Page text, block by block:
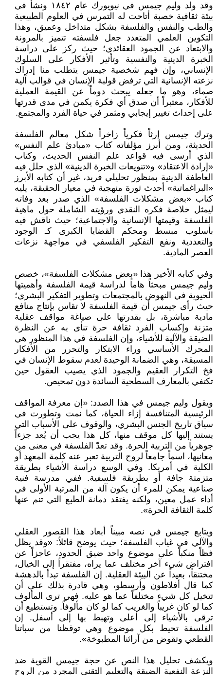
وقد ولد وليم جيمس في نيويورك عام ١٨٤٢ ونشأ في
بيئة ثقافية خصبة أتاحت له التمرس في العلوم الطبيعية
والطب والنفس والفلسفة بشكل متداخل وعميق، وهذا
التكوين العلمي المتعدد جعل فلسفته تتميز بالمرونة
والابتعاد عن الجمود العقائدي؛ حيث ركز على دراسة
الخبرة الدينية والنفسية وتأثير الأفكار على السلوك
الإنساني، وإن فهم شخصية جيمس يتطلب منا إدراك
نزعته الإنسانية التي ترفض قولبة الإنسان في قوالب آلية
صماء، وهو ما جعله يبحث دوماً عن القيمة العملية
للأفكار، معتبراً أن صدق أي فكرة يكمن في مدى قدرتها
على إحداث تغيير إيجابي ومثمر في حياة الفرد والمجتمع.
وترك جيمس إرثاً فكرياً زاخراً شكل معالم الفلسفة
الحديثة، ومن أبرز مؤلفاته كتاب «مبادئ علم النفس»
الذي أرسى فيه قواعد علم النفس الحديث، وكتاب
«إرادة الاعتقاد» و«تنويعات الخبرة الدينية» الذي حلل فيه
العاطفة الدينية بمنظور تحليلي فريد، غير أن كتابه الأبرز
«البراغماتية» أحدث ثورة منهجية في معيار الحقيقة، يليه
كتاب «بعض مشكلات الفلسفة» الذي صدر بعد وفاته
ليمثل خلاصة فكره النقدي ورؤيته الشاملة حول ماهية
الفلسفة وقيمتها الإنسانية والاجتماعية؛ حيث ناقش فيه
بأسلوب مبسط ومحكم القضايا الكبرى كـ الوجود
والتعددية ونفع التفكير الفلسفي في مواجهة نزعات
العصر المادية.
وفي كتابه الأخير هذا «بعض مشكلات الفلسفة»، خصص
وليم جيمس مبحثاً هاماً لدراسة قيمة الفلسفة وأهميتها
الحيوية في النهوض بالمجتمعات وتطوير التفكير البشري؛
حيث رأى جيمس أن قيمة الفلسفة لا تقاس بإنتاج منافع
مادية مباشرة، بل بقدرتها على صياغة مواقف عقلية
متزنة وإكساب الفرد ثقافة حرة تنأى به عن النظرة
الضيقة والآلية للأشياء، وإن الفلسفة في هذا المنظور هي
المحرك الأساسي وراء الابتكار والتحرر من الأفكار
المسبقة، وهي الضمانة الوحيدة لعدم سقوط الإنسان في
فخ التكرار العقيم والجمود الذي يصيب العقول حين
تكتفي بالمعارف السطحية السائدة دون تمحيص.
ويقول وليم جيمس في هذا الصدد: «إن معرفة المواقف
الرئيسية المتنافسة إزاء الحياة، كما نمت وتطورت في
سياق تاريخ الجنس البشري، والوقوف على الأسباب التي
يستند إليها كل موقف منها، كل هذا يجب أن يُعد جزءاً
جوهرياً من التربية الحرة. وقد تعدّ الفلسفة في معنى من
معانيها، اسماً جامعاً لروح التربية تعبر عنه كلمة المعهد أو
الكلية في أمريكا. وفي الوسع دراسة الأشياء بطريقة
متزمتة جافة أو بطريقة فلسفية. ففي مدرسة فنية
صناعية يمكن للمرء أن يكون آلة من المرتبة الأولى في
أداء عمل معين، ولكنه يفتقد دمانة الطبع التي تنم عنها
كلمة الثقافة الحرة».
ويتابع جيمس في نصه مبيناً أبعاد هذا القصور العقلي
والآلي في غياب الفلسفة؛ حيث يوضح قائلاً: «وقد يظل
فظاً منكباً على موضوع واحد ضيق الحدود، عاجزاً عن
افتراض شيء آخر مختلف عما يراه، مفتقراً إلى الخيال،
مختنقاً، بعيداً عن البيئة العقلية. إن الفلسفة تبدأ بالدهشة
كما قال أفلاطون وأرسطو، وهي قادرة بذلك على أن
تتخيل كل شيء مختلفاً عما هو عليه. فهي ترى المألوف
كما لو كان غريباً والغريب كما لو كان مألوفاً. وتستطيع أن
ترقى بالأشياء إلى أعلى وتهبط بها إلى أسفل. إن
الفلسفة تحيط بكل موضوع وهي توقظنا من سباتنا
القطعي وتقوض من آرائنا المطبوخة».
ويكشف تحليل هذا النص عن حجة جيمس القوية ضد
النزعة النفعية الضيقة والتعليم التقني المجرد من الروح